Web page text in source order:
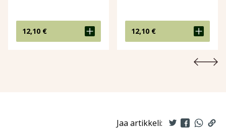
12,10 € 12,10 €
Jaa artikkeli: